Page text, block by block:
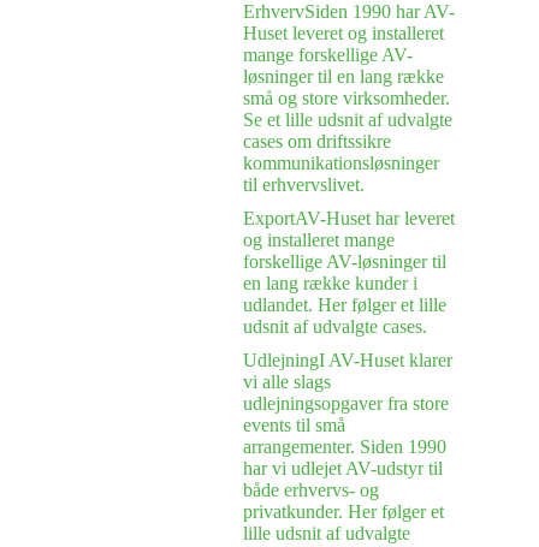
ErhvervSiden 1990 har AV-
Huset leveret og installeret
mange forskellige AV-
løsninger til en lang række
små og store virksomheder.
Se et lille udsnit af udvalgte
cases om driftssikre
kommunikationsløsninger
til erhvervslivet.
ExportAV-Huset har leveret
og installeret mange
forskellige AV-løsninger til
en lang række kunder i
udlandet. Her følger et lille
udsnit af udvalgte cases.
UdlejningI AV-Huset klarer
vi alle slags
udlejningsopgaver fra store
events til små
arrangementer. Siden 1990
har vi udlejet AV-udstyr til
både erhvervs- og
privatkunder. Her følger et
lille udsnit af udvalgte